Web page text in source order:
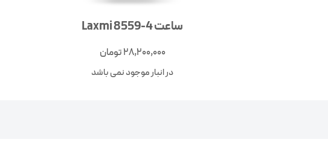
ساعت Laxmi 8559-4
28,200,000تومان
در انبار موجود نمی باشد